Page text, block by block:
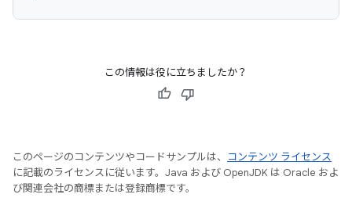
この情報は役に立ちましたか？
このページのコンテンツやコードサンプルは、
コンテンツ ライセンス
に記載のライセンスに従います。Java および OpenJDK は Oracle およ
び関連会社の商標または登録商標です。